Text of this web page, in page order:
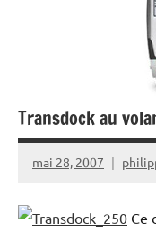
Transdock au
mai 28, 2007
Ce